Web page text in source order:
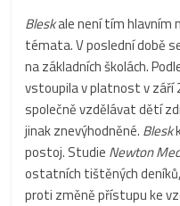
Bleskale není tím hlavním
témata. V poslední době
na základních školách.
vstoupila v platnost v září
společně vzdělávat dětí
jinak znevýhodněné. Blesk
postoj. Studie Newton
ostatních tištěných
proti změně přístupu ke